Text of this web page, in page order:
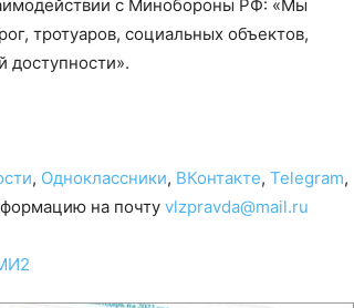
с Минобороны РФ: «Мы
тротуаров, социальных объектов,
доступности».
, Одноклассники, ВКонтакте, Telegram,
на почту vlzpravda@mail.ru